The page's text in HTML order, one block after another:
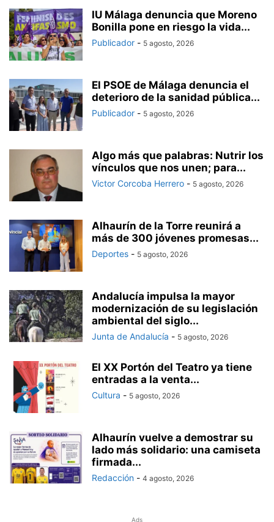
IU Málaga denuncia que Moreno
Bonilla pone en riesgo la vida...
Publicador - 5 agosto, 2026
El PSOE de Málaga denuncia el
deterioro de la sanidad pública...
Publicador - 5 agosto, 2026
Algo más que palabras: Nutrir los
vínculos que nos unen; para...
Victor Corcoba Herrero - 5 agosto, 2026
Alhaurín de la Torre reunirá a
más de 300 jóvenes promesas...
Deportes - 5 agosto, 2026
Andalucía impulsa la mayor
modernización de su legislación
ambiental del siglo...
Junta de Andalucía - 5 agosto, 2026
El XX Portón del Teatro ya tiene
entradas a la venta...
Cultura - 5 agosto, 2026
Alhaurín vuelve a demostrar su
lado más solidario: una camiseta
firmada...
Redacción - 4 agosto, 2026
Ads